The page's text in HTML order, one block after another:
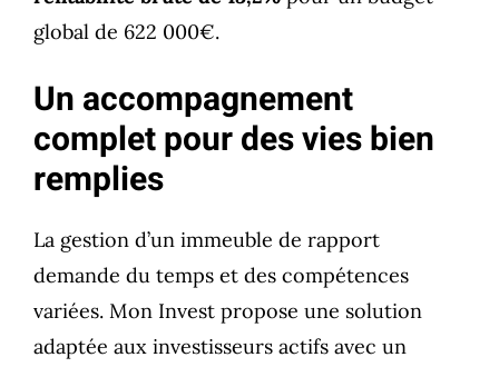
global de 622 000€.
Un accompagnement
complet pour des vies bien
remplies
La gestion d’un immeuble de rapport
demande du temps et des compétences
variées. Mon Invest propose une solution
adaptée aux investisseurs actifs avec un